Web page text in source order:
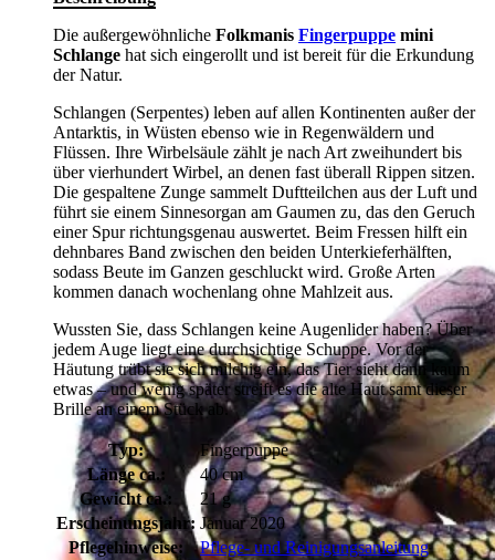
Die außergewöhnliche Folkmanis Fingerpuppe mini
Schlange hat sich eingerollt und ist bereit für die Erkundung
der Natur.
Schlangen (Serpentes) leben auf allen Kontinenten außer der
Antarktis, in Wüsten ebenso wie in Regenwäldern und
Flüssen. Ihre Wirbelsäule zählt je nach Art zweihundert bis
über vierhundert Wirbel, an denen fast überall Rippen sitzen.
Die gespaltene Zunge sammelt Duftteilchen aus der Luft und
führt sie einem Sinnesorgan am Gaumen zu, das den Geruch
einer Spur richtungsgenau auswertet. Beim Fressen hilft ein
dehnbares Band zwischen den beiden Unterkieferhälften,
sodass Beute im Ganzen geschluckt wird. Große Arten
kommen danach wochenlang ohne Mahlzeit aus.
Wussten Sie, dass Schlangen keine Augenlider haben? Über
jedem Auge liegt eine durchsichtige Schuppe. Vor der
Häutung trübt sie sich milchig ein, das Tier sieht dann kaum
etwas – und wenig später streift es die alte Haut samt dieser
Brille an einem Stück ab.
Typ:
Fingerpuppe
Länge ca.:
40 cm
Gewicht ca.:
21 g
Erscheinungsjahr: Januar 2020
Pflegehinweise:
Pflege- und Reinigungsanleitung